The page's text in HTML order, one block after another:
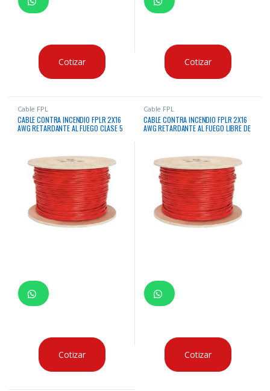
Cotizar Cotizar
Cable FPL
CABLE CONTRA INCENDIO FPLR 2X16
AWG RETARDANTE AL FUEGO CLASE 5
Cotizar
Cable FPL
CABLE CONTRA INCENDIO FPLR 2X16
AWG RETARDANTE AL FUEGO LIBRE DE
Cotizar